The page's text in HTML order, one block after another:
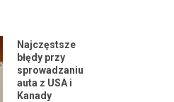
Najczęstsze
błędy przy
sprowadzaniu
auta z USA i
Kanady